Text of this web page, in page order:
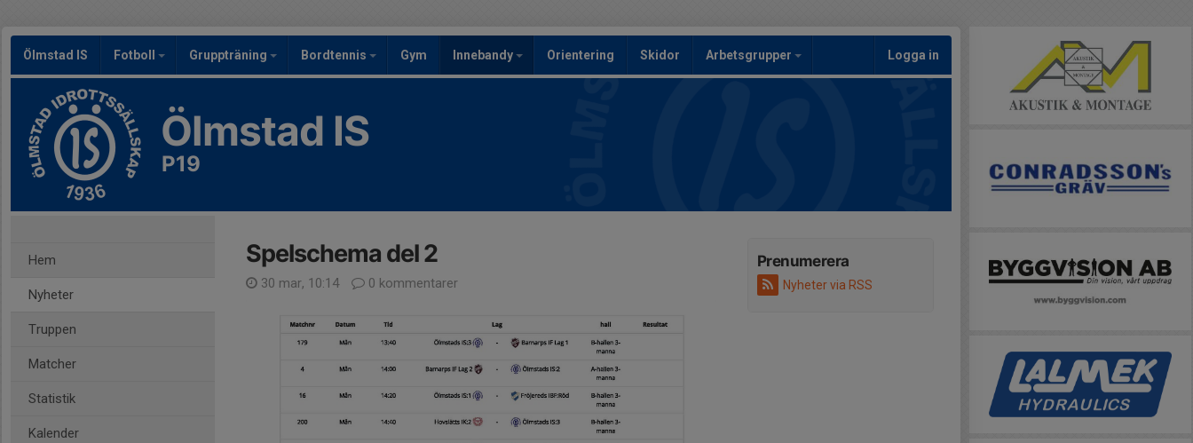
Ölmstad IS Fotboll Gruppträning Bordtennis Gym Innebandy Orientering Skidor Arbetsgrupper Logga in
Ölmstad IS
P19
Hem
Nyheter
Truppen
Matcher
Statistik
Kalender
Prenumerera
Nyheter via RSS
Spelschema del 2
30 mar, 10:14 0 kommentarer